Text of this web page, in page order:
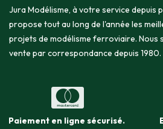
Jura Modélisme, à votre service depuis
propose tout au long de l'année les
projets de modélisme ferroviaire. Nous
vente par correspondance depuis 1980.
Paiement en ligne sécurisé.